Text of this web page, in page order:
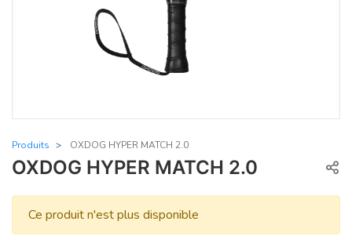
Produits OXDOG HYPER MATCH 2.0
OXDOG HYPER MATCH 2.0
Ce produit n'est plus disponible